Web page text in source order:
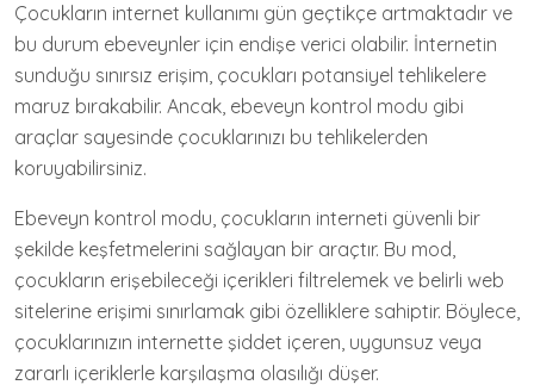
Çocukların internet kullanımı gün geçtikçe artmaktadır ve
bu durum ebeveynler için endişe verici olabilir. İnternetin
sunduğu sınırsız erişim, çocukları potansiyel tehlikelere
maruz bırakabilir. Ancak, ebeveyn kontrol modu gibi
araçlar sayesinde çocuklarınızı bu tehlikelerden
koruyabilirsiniz.
Ebeveyn kontrol modu, çocukların interneti güvenli bir
şekilde keşfetmelerini sağlayan bir araçtır. Bu mod,
çocukların erişebileceği içerikleri filtrelemek ve belirli web
sitelerine erişimi sınırlamak gibi özelliklere sahiptir. Böylece,
çocuklarınızın internette şiddet içeren, uygunsuz veya
zararlı içeriklerle karşılaşma olasılığı düşer.